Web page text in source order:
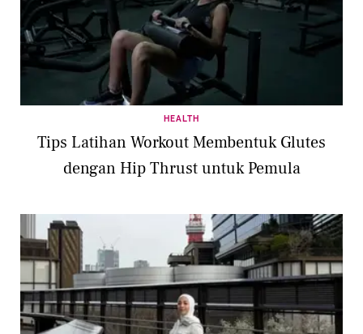
HEALTH
Tips Latihan Workout Membentuk Glutes
dengan Hip Thrust untuk Pemula